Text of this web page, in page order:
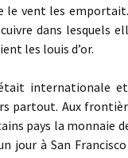
le vent les
dans lesquels
les louis d’or.
internationale
partout. Aux
pays la monnaie
jour à San